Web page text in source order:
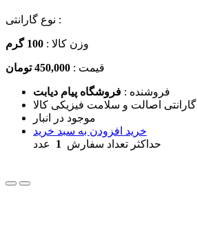
نوع گارانتی :
وزن کالا : 100 گرم
قیمت : 450,000 تومان
فروشنده : فروشگاه پیام دیابت
گارانتی اصالت و سلامت فیزیکی کالا
موجود در انبار
خرید افزودن به سبد خرید
حداکثر تعداد سفارش
عدد